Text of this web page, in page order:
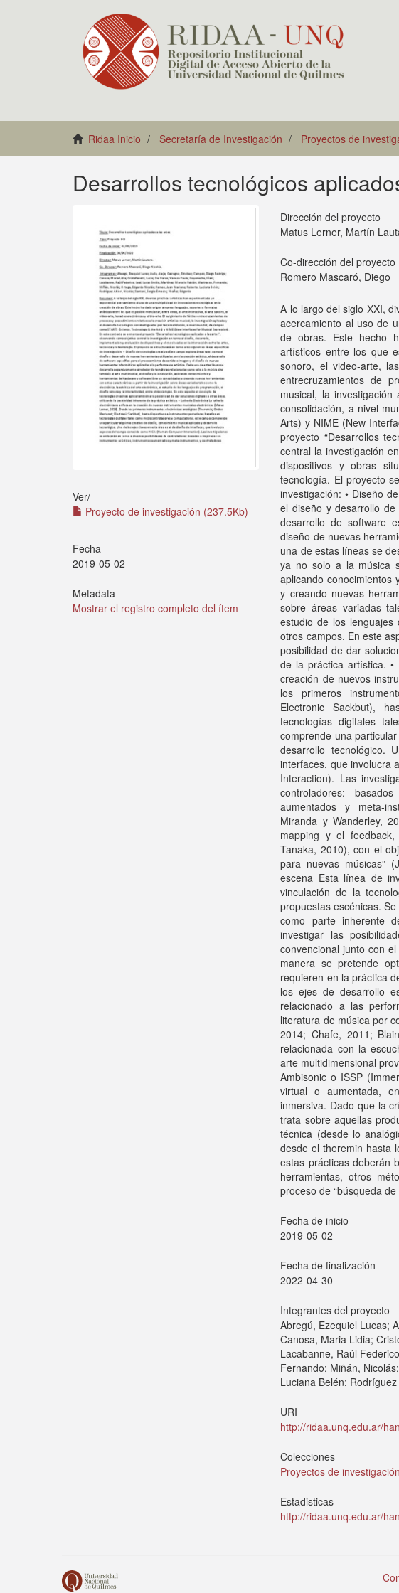
Ridaa Inicio Secretaría de Investigación Proyectos de
Desarrollos tecnológicos
Ver/
Proyecto de investigación (237.5Kb)
Fecha
2019-05-02
Metadata
Mostrar el registro completo del ítem
Dirección del proyecto
Matus Lerner, Martín
Co-dirección del proyecto
Romero Mascaró, Diego
A lo largo del siglo XXI,
acercamiento al uso de
de obras. Este hecho
artísticos entre los que
sonoro, el video-arte,
entrecruzamientos de
musical, la
consolidación, a nivel
Arts) y NIME (New
proyecto “Desarrollos
central la investigación
dispositivos y obras
tecnología. El proyecto
investigación: • Diseño
el diseño y desarrollo
desarrollo de software
diseño de nuevas
una de estas líneas se
ya no solo a la música
aplicando conocimientos
y creando nuevas
sobre áreas variadas
estudio de los
otros campos. En este
posibilidad de dar
de la práctica artística.
creación de nuevos
los primeros
Electronic Sackbut),
tecnologías digitales
comprende una
desarrollo
interfaces, que involucra
Interaction). Las
controladores:
aumentados y meta-
Miranda y Wanderley,
mapping y el
Tanaka, 2010), con el
para nuevas músicas”
escena Esta línea de
vinculación de la
propuestas escénicas.
como parte inherente
investigar las
convencional junto con
manera se pretende
requieren en la práctica
los ejes de desarrollo
relacionado a las
literatura de música por
2014; Chafe, 2011;
relacionada con la
arte multidimensional
Ambisonic o ISSP
virtual o aumentada,
inmersiva. Dado que la
trata sobre aquellas
técnica (desde lo
desde el theremin hasta
estas prácticas deberán
herramientas, otros
proceso de “búsqueda
Fecha de inicio
2019-05-02
Fecha de finalización
2022-04-30
Integrantes del proyecto
Abregú, Ezequiel Lucas;
Canosa, Maria Lidia;
Lacabanne, Raúl
Fernando; Miñán,
Luciana Belén;
URI
http://ridaa.unq.edu.ar/
Colecciones
Proyectos de investigación
Estadisticas
http://ridaa.unq.edu.ar/